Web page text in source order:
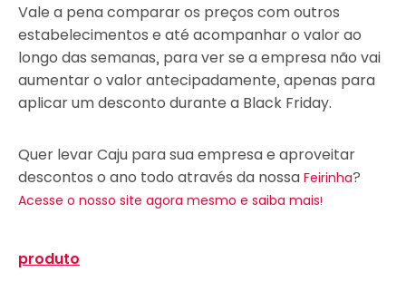
Vale a pena comparar os preços com outros
estabelecimentos e até acompanhar o valor ao
longo das semanas, para ver se a empresa não vai
aumentar o valor antecipadamente, apenas para
aplicar um desconto durante a Black Friday.
Quer levar Caju para sua empresa e aproveitar
descontos o ano todo através da nossa Feirinha?
Acesse o nosso site agora mesmo e saiba mais!
produto